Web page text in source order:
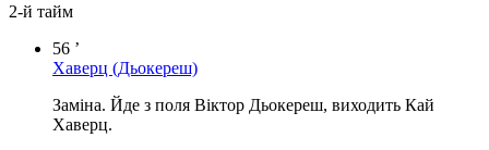
2-й тайм
56 ’
Хаверц (Дьокереш)
Заміна. Йде з поля Віктор Дьокереш, виходить Кай
Хаверц.